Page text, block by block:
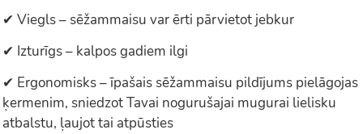
✔ Viegls – sēžammaisu var ērti pārvietot jebkur
✔ Izturīgs – kalpos gadiem ilgi
✔ Ergonomisks – īpašais sēžammaisu pildījums pielāgojas
ķermenim, sniedzot Tavai nogurušajai mugurai lielisku
atbalstu, ļaujot tai atpūsties